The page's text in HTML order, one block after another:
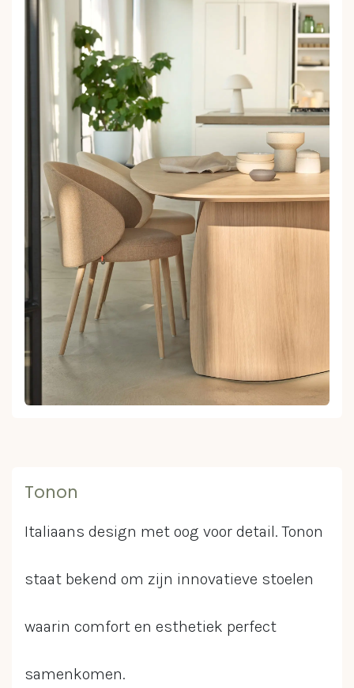
Tonon
Italiaans design met oog voor detail. Tonon
staat bekend om zijn innovatieve stoelen
waarin comfort en esthetiek perfect
samenkomen.